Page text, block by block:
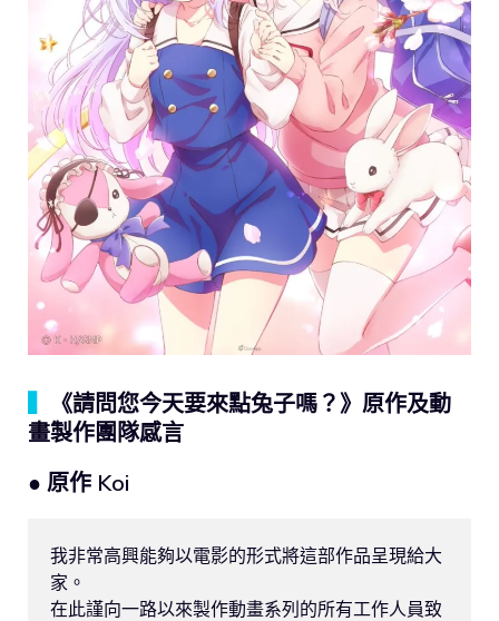
《請問您今天要來點兔子嗎？》原作及動
畫製作團隊感言
● 原作 Koi
我非常高興能夠以電影的形式將這部作品呈現給大
家。
在此謹向一路以來製作動畫系列的所有工作人員致